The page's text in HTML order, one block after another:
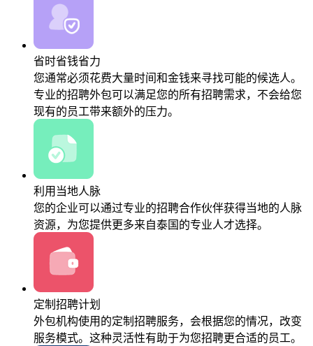
省时省钱省力
您通常必须花费大量时间和金钱来寻找可能的候选人。
专业的招聘外包可以满足您的所有招聘需求，不会给您
现有的员工带来额外的压力。
利用当地人脉
您的企业可以通过专业的招聘合作伙伴获得当地的人脉
资源，为您提供更多来自泰国的专业人才选择。
定制招聘计划
外包机构使用的定制招聘服务，会根据您的情况，改变
服务模式。这种灵活性有助于为您招聘更合适的员工。